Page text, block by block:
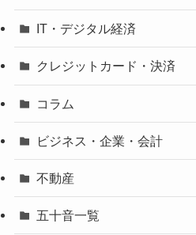
IT・デジタル経済
クレジットカード・決済
コラム
ビジネス・企業・会計
不動産
五十音一覧